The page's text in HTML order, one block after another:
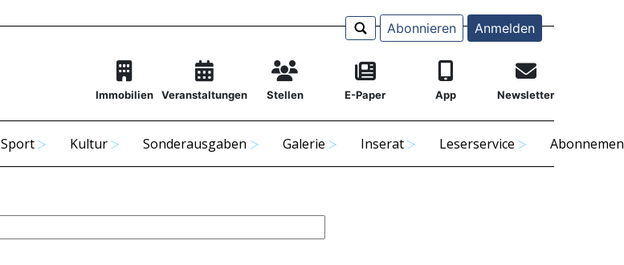
Abonnieren Anmelden
Immobilien Veranstaltungen Stellen E-Paper App Newsletter
Sport Kultur Sonderausgaben Galerie Inserat Leserservice